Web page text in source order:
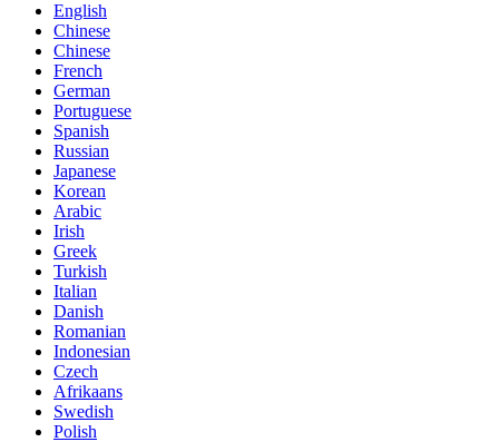
English
Chinese
Chinese
French
German
Portuguese
Spanish
Russian
Japanese
Korean
Arabic
Irish
Greek
Turkish
Italian
Danish
Romanian
Indonesian
Czech
Afrikaans
Swedish
Polish